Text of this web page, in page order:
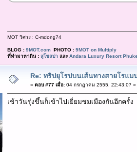
MOT วิศวะ : C-mdong74
BLOG : 9MOT.comPHOTO : 9MOT on Multiply
ที่ทำมาหากิน : สุโขสปา และ Andara Luxury Resort
Re: ทริปยุโรปบนเส้นทางสายโรแม
« ตอบ #77 เมื่อ:04 กรกฎาคม 2555, 22:43:07 »
เช้าวันรุ่งขึ้นก็เข้าไปเยี่ยมชมเมืองกันอีกครั้